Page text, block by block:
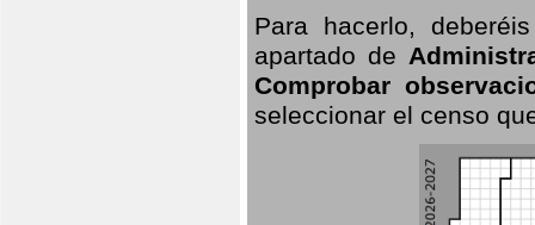
Para hacerlo,
apartado de
Comprobar
seleccionar el censo